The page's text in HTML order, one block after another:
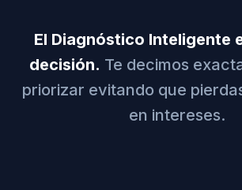
El Diagnóstico Inteligente
decisión. Te decimos
priorizar evitando que
en intereses.